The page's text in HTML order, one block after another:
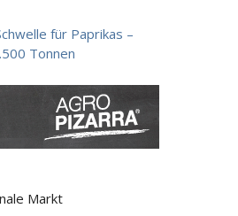
für Paprikas –
Tonnen
Markt